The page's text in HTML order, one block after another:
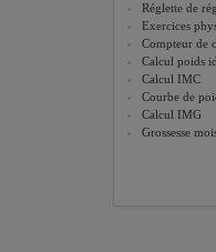
Réglette de
Exercices
Compteur de
Calcul poids
Calcul IMC
Courbe de
Calcul IMG
Grossesse